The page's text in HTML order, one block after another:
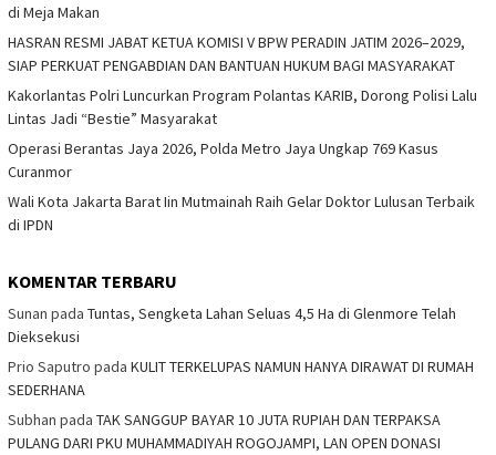
di Meja Makan
HASRAN RESMI JABAT KETUA KOMISI V BPW PERADIN JATIM 2026–2029,
SIAP PERKUAT PENGABDIAN DAN BANTUAN HUKUM BAGI MASYARAKAT
Kakorlantas Polri Luncurkan Program Polantas KARIB, Dorong Polisi Lalu
Lintas Jadi “Bestie” Masyarakat
Operasi Berantas Jaya 2026, Polda Metro Jaya Ungkap 769 Kasus
Curanmor
Wali Kota Jakarta Barat Iin Mutmainah Raih Gelar Doktor Lulusan Terbaik
di IPDN
KOMENTAR TERBARU
Sunan pada Tuntas, Sengketa Lahan Seluas 4,5 Ha di Glenmore Telah
Dieksekusi
Prio Saputro pada KULIT TERKELUPAS NAMUN HANYA DIRAWAT DI RUMAH
SEDERHANA
Subhan pada TAK SANGGUP BAYAR 10 JUTA RUPIAH DAN TERPAKSA
PULANG DARI PKU MUHAMMADIYAH ROGOJAMPI, LAN OPEN DONASI